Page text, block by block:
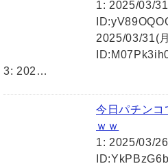
1: 2025/03/
2025/03/31(
3: 202…
今日パチンコ
ｗｗ
1: 2025/03/